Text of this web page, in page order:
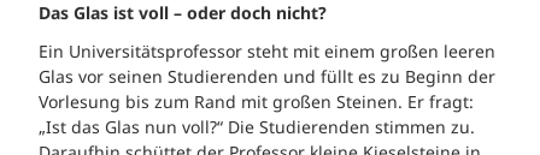
Das Glas ist voll – oder doch nicht?
Ein Universitätsprofessor steht mit einem großen leeren
Glas vor seinen Studierenden und füllt es zu Beginn der
Vorlesung bis zum Rand mit großen Steinen. Er fragt:
„Ist das Glas nun voll?“ Die Studierenden stimmen zu.